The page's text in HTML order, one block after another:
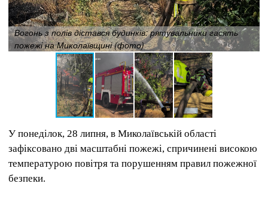
Вогонь з полів дістався будинків: рятувальники гасять
пожежі на Миколаївщині (фото)
У понеділок, 28 липня, в Миколаївській області
зафіксовано дві масштабні пожежі, спричинені високою
температурою повітря та порушенням правил пожежної
безпеки.